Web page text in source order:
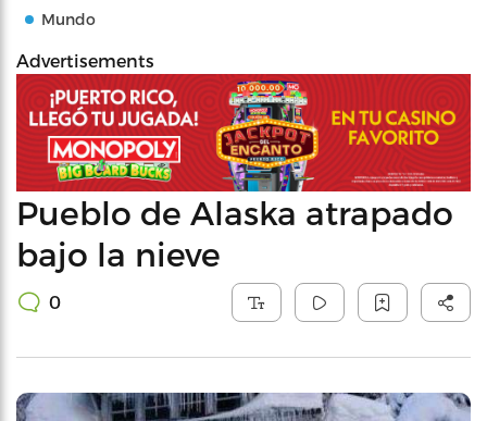
Mundo
Advertisements
Pueblo de Alaska atrapado
bajo la nieve
0